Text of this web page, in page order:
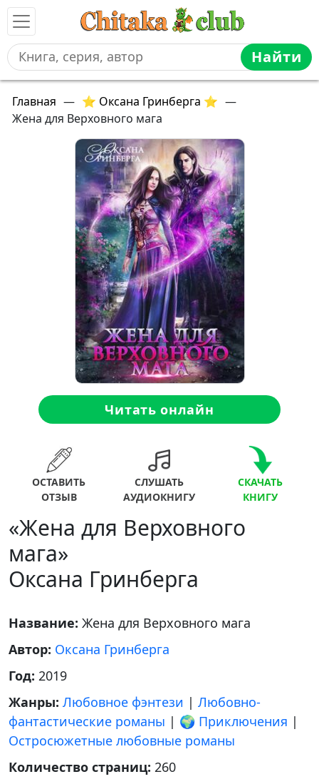
Найти
Главная — ⭐ Оксана Гринберга ⭐ —
Жена для Верховного мага
Читать онлайн
ОСТАВИТЬ
ОТЗЫВ
СЛУШАТЬ
АУДИОКНИГУ
СКАЧАТЬ
КНИГУ
«Жена для Верховного
мага»
Оксана Гринберга
Название: Жена для Верховного мага
Автор: Оксана Гринберга
Год: 2019
Жанры: Любовное фэнтези | Любовно-
фантастические романы | 🌍 Приключения |
Остросюжетные любовные романы
Количество страниц: 260